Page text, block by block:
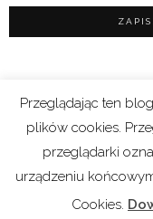
Regulamin sklepu
Copyright 2021
Przeglądając ten
plików cookies.
przeglądarki
urządzeniu
Cookies.